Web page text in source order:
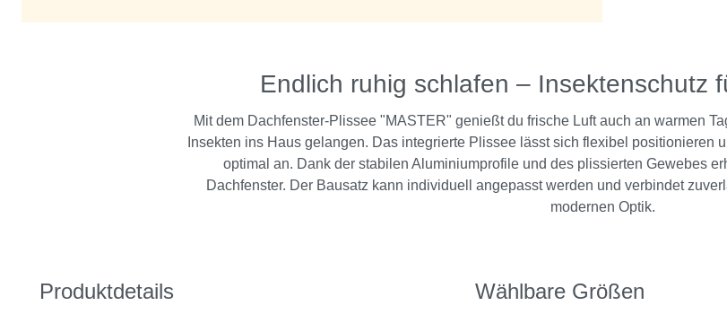
Endlich ruhig schlafen – Insektenschutz
Mit dem Dachfenster-Plissee "MASTER" genießt du frische Luft auch an warmen
Insekten ins Haus gelangen. Das integrierte Plissee lässt sich flexibel positionieren
optimal an. Dank der stabilen Aluminiumprofile und des plissierten Gewebes
Dachfenster. Der Bausatz kann individuell angepasst werden und verbindet
modernen Optik.
Produktdetails Wählbare Größen